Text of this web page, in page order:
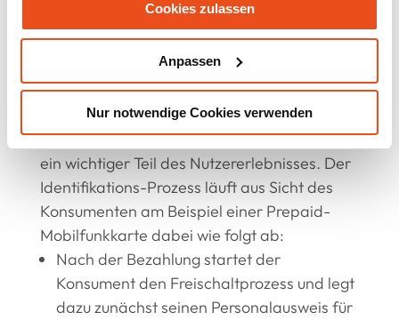
Cookies zulassen
Anpassen
Nur notwendige Cookies verwenden
Besseres Nutzererlebnis durch
medienbruchfreie Integration
Für den Kunden ist die medienbruchfreie
Integration der ID-Lösung, die in wenigen
Minuten nach dem Kauf abgeschlossen ist,
ein wichtiger Teil des Nutzererlebnisses. Der
Identifikations-Prozess läuft aus Sicht des
Konsumenten am Beispiel einer Prepaid-
Mobilfunkkarte dabei wie folgt ab:
Nach der Bezahlung startet der
Konsument den Freischaltprozess und legt
dazu zunächst seinen Personalausweis für